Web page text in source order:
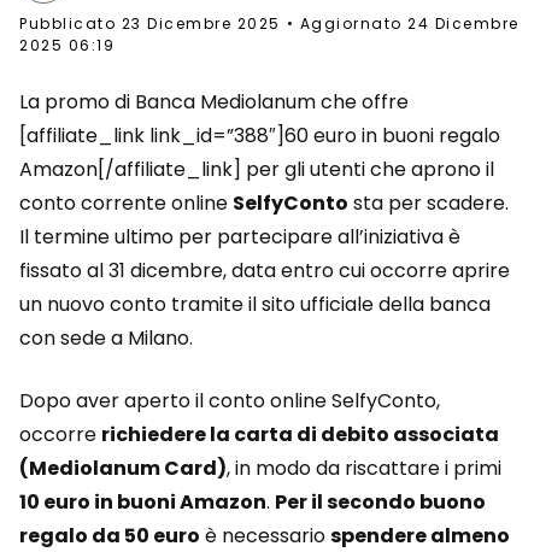
Pubblicato 23 Dicembre 2025
Aggiornato 24 Dicembre
2025 06:19
La promo di Banca Mediolanum che offre
[affiliate_link link_id=”388″]60 euro in buoni regalo
Amazon[/affiliate_link] per gli utenti che aprono il
conto corrente online SelfyConto sta per scadere.
Il termine ultimo per partecipare all’iniziativa è
fissato al 31 dicembre, data entro cui occorre aprire
un nuovo conto tramite il sito ufficiale della banca
con sede a Milano.
Dopo aver aperto il conto online SelfyConto,
occorre richiedere la carta di debito associata
(Mediolanum Card), in modo da riscattare i primi
10 euro in buoni Amazon. Per il secondo buono
regalo da 50 euro è necessariospendere almeno